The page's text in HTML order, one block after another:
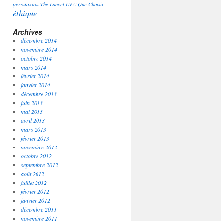
persuasion The Lancet UFC Que Choisir
éthique
Archives
décembre 2014
novembre 2014
octobre 2014
mars 2014
février 2014
janvier 2014
décembre 2013
juin 2013
mai 2013
avril 2013
mars 2013
février 2013
novembre 2012
octobre 2012
septembre 2012
août 2012
juillet 2012
février 2012
janvier 2012
décembre 2011
novembre 2011